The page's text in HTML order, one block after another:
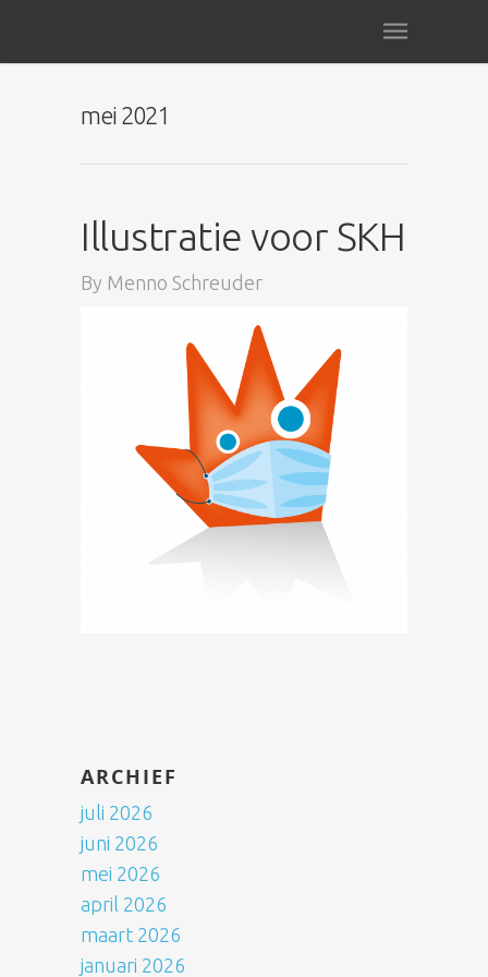
mei 2021
Illustratie voor SKH
By Menno Schreuder
ARCHIEF
juli 2026
juni 2026
mei 2026
april 2026
maart 2026
januari 2026